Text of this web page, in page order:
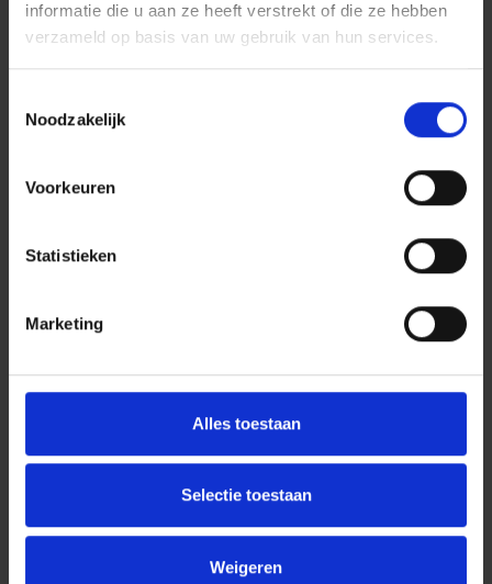
informatie die u aan ze heeft verstrekt of die ze hebben
verzameld op basis van uw gebruik van hun services.
Noodzakelijk
Voorkeuren
Statistieken
Marketing
Alles toestaan
Selectie toestaan
Weigeren